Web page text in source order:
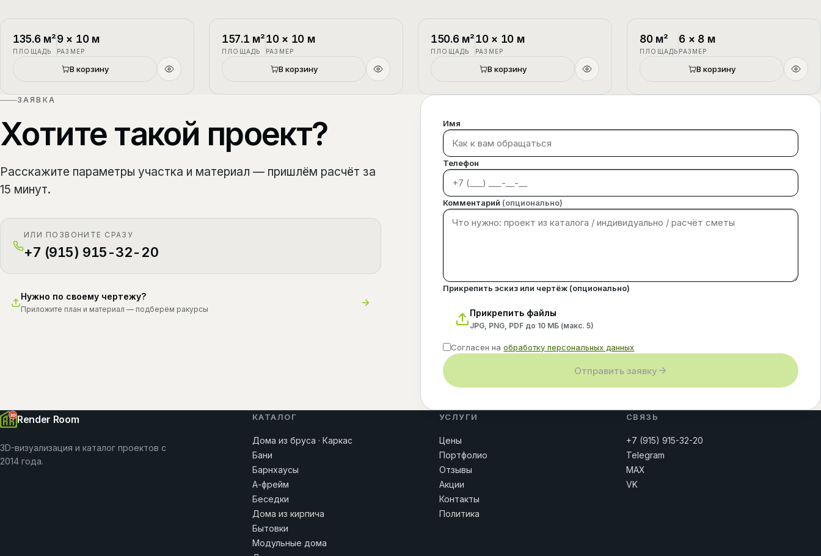
П-1
Новый
135.6м²
ПЛОЩАДЬ
9× 10м
РАЗМЕР
В корзину
П-2
157.1 м²
ПЛОЩАДЬ
10× 10 м
РАЗМЕР
В корзину
П-3
150.6м²
ПЛОЩАДЬ
10× 10 м
РАЗМЕР
В корзину
П-4
80м²
ПЛОЩАДЬ
6 × 8 м
РАЗМЕР
В корзину
ЗАЯВКА
Хотите такой проект?
Расскажите параметры участка и материал — пришлём расчёт за
15 минут.
ИЛИ ПОЗВОНИТЕ СРАЗУ
+7 (915) 915-32-20
Нужно по своему чертежу?
Приложите план и материал — подберём ракурсы
Имя
Телефон
Комментарий (опционально)
Прикрепить эскиз или чертёж (опционально)
Прикрепить файлы
JPG, PNG, PDF до 10 МБ (макс.5)
Согласен наобработку персональных данных
Отправить заявку
Render Room
3D-визуализация и каталог проектов с
2014 года.
КАТАЛОГ
Дома из бруса · Каркас
Бани
Барнхаусы
А-фрейм
Беседки
Дома из кирпича
Бытовки
Модульные дома
УСЛУГИ
Цены
Портфолио
Отзывы
Акции
Контакты
Политика
СВЯЗЬ
+7 (915) 915-32-20
Telegram
MAX
VK